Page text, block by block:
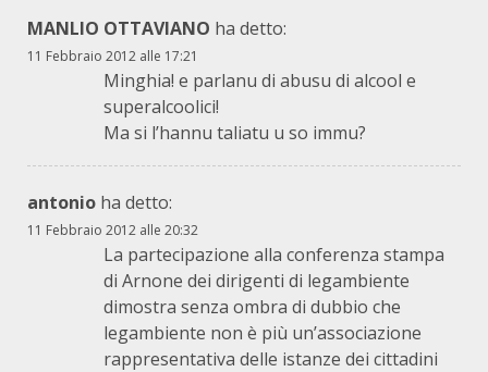
MANLIO OTTAVIANO ha detto:
11 Febbraio 2012 alle 17:21
Minghia! e parlanu di abusu di alcool e
superalcoolici!
Ma si l’hannu taliatu u so immu?
antonio ha detto:
11 Febbraio 2012 alle 20:32
La partecipazione alla conferenza stampa
di Arnone dei dirigenti di legambiente
dimostra senza ombra di dubbio che
legambiente non è più un’associazione
rappresentativa delle istanze dei cittadini